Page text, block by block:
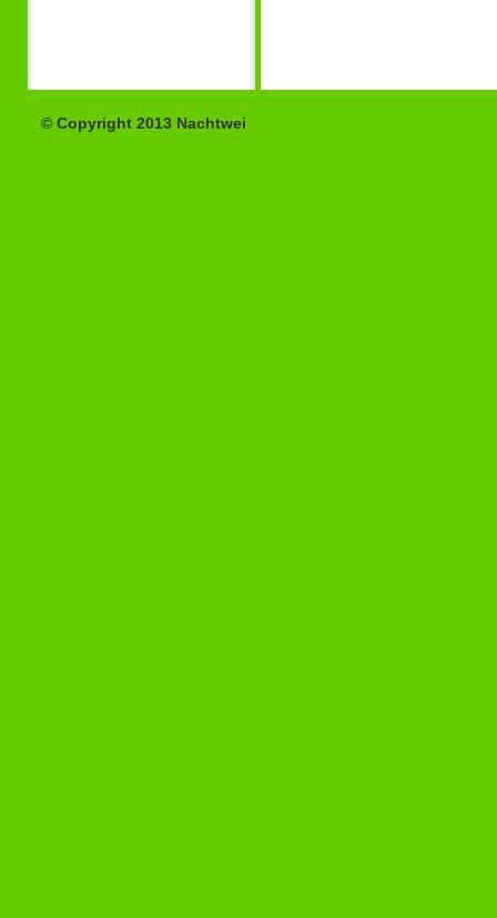
© Copyright 2013 Nachtwei